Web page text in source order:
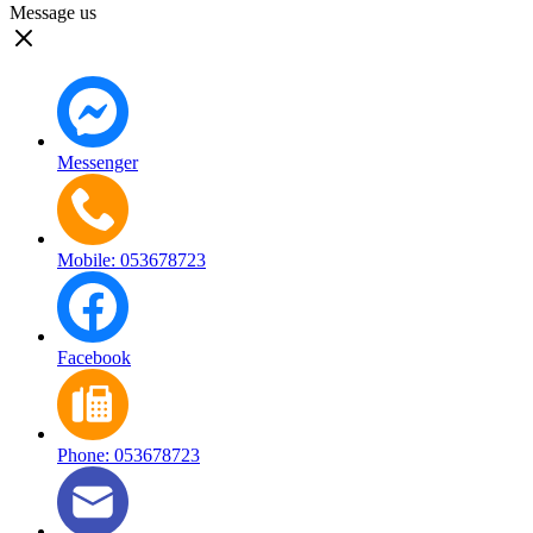
Message us
Messenger
Mobile: 053678723
Facebook
Phone: 053678723